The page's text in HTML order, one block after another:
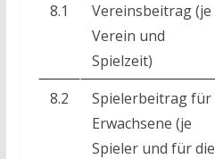
8.1
Vereinsbeitrag (je
Verein und
Spielzeit)
8.2
Spielerbeitrag für
Erwachsene (je
Spieler und für die